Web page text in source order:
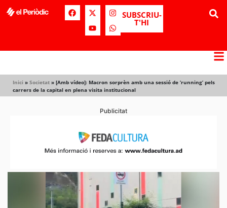
SUBSCRIU-
T'HI
Inici » Societat » [Amb vídeo]: Macron sorprèn amb una sessió de ‘running’ pels
carrers de la capital en plena visita institucional
Publicitat